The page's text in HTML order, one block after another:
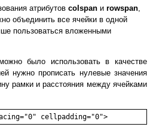
атрибутов colspan и rowspan,
объединить все ячейки в одной
пользоваться вложенными
было использовать в качестве
нужно прописать нулевые значения
рамки и расстояния между ячейками